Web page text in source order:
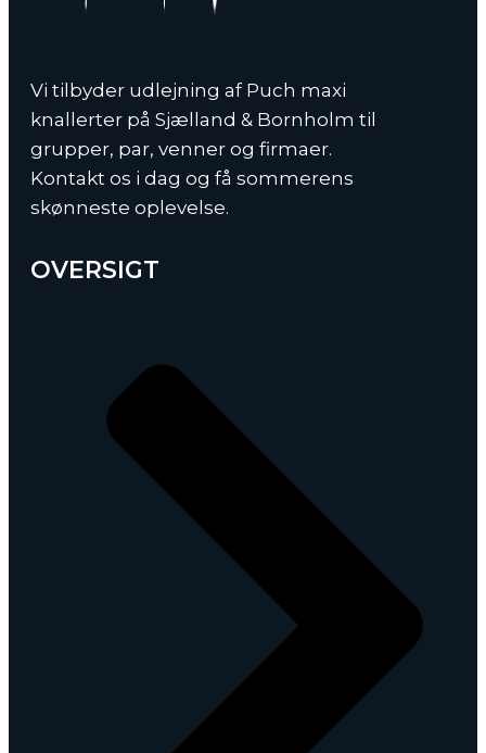
Vi tilbyder udlejning af Puch maxi
knallerter på Sjælland & Bornholm til
grupper, par, venner og firmaer.
Kontakt os i dag og få sommerens
skønneste oplevelse.
OVERSIGT